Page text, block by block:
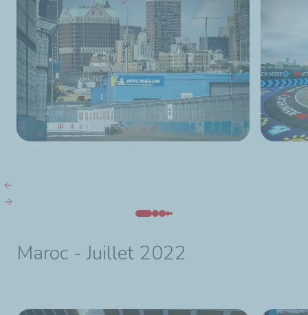
Maroc - Juillet 2022